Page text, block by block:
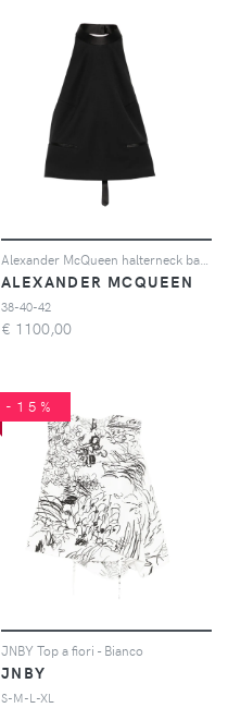
Alexander McQueen halterneck backless top - Nero
ALEXANDER MCQUEEN
38-40-42
€ 1100,00
-15%
JNBY Top a fiori - Bianco
JNBY
S-M-L-XL